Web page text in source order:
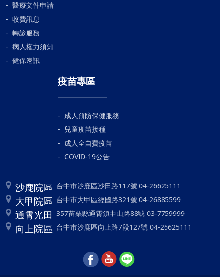
醫療文件申請
收費訊息
轉診服務
病人權力須知
健保速訊
疫苗專區
成人預防保健服務
兒童疫苗接種
成人全自費疫苗
COVID-19公告
沙鹿院區 台中市沙鹿區沙田路117號 04-26625111
大甲院區 台中市大甲區經國路321號 04-26885599
通霄光田 357苗栗縣通霄鎮中山路88號 03-7759999
向上院區 台中市沙鹿區向上路7段127號 04-26625111